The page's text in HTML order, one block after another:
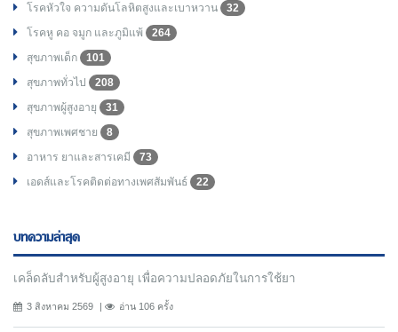
โรคหัวใจ ความดันโลหิตสูงและเบาหวาน
32
โรคหู คอ จมูก และภูมิแพ้
264
สุขภาพเด็ก
101
สุขภาพทั่วไป
208
สุขภาพผู้สูงอายุ
31
สุขภาพเพศชาย
8
อาหาร ยาและสารเคมี
73
เอดส์และโรคติดต่อทางเพศสัมพันธ์
22
บทความล่าสุด
เคล็ดลับสำหรับผู้สูงอายุ เพื่อความปลอดภัยในการใช้ยา
3 สิงหาคม 2569 อ่าน 106 ครั้ง